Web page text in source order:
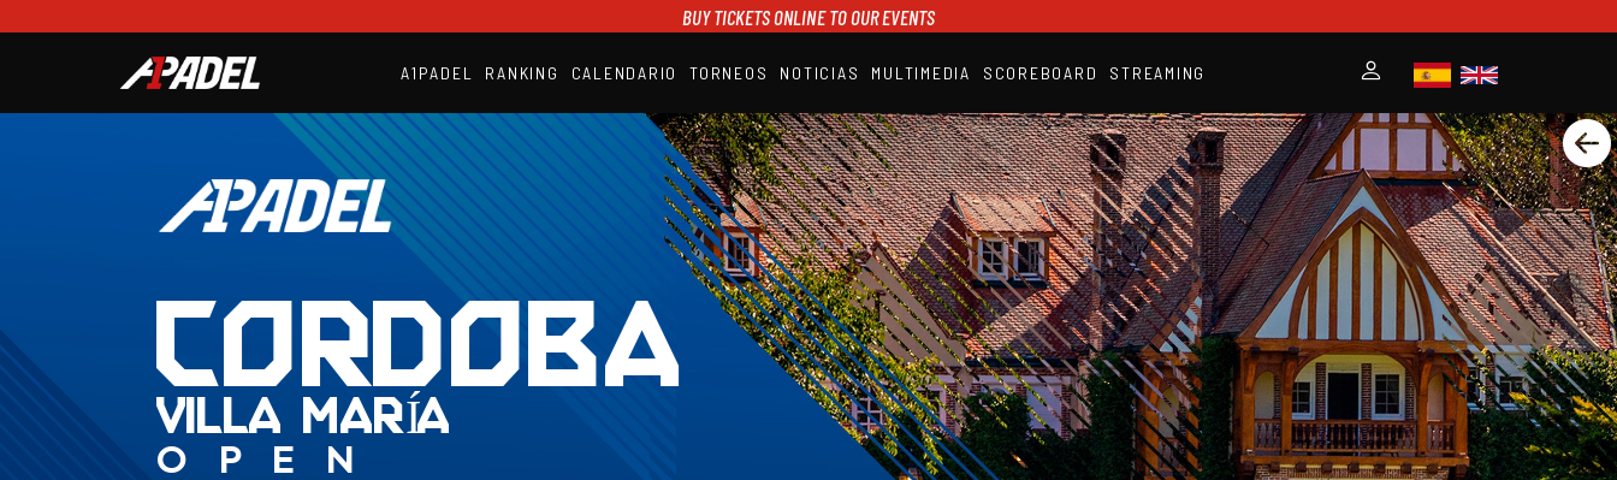
BUY TICKETS ONLINE TO OUR EVENTS
A1PADEL RANKING CALENDARIO TORNEOS NOTICIAS MULTIMEDIA SCOREBOARD STREAMING
A1PADEL
RANKING
CALENDARIO
TORNEOS
NOTICIAS
MULTIMEDIA
SCOREBOARD
STREAMING
CORDOBA
VILLA MARÍA
OPEN